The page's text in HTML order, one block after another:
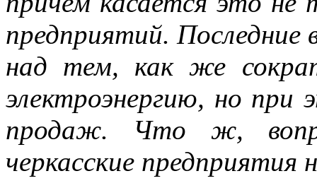
предприятий. Последние
над тем, как же
электроэнергию, но при
продаж. Что ж,
черкасские предприятия